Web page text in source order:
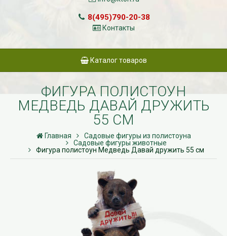
8(495)790-20-38
Контакты
Каталог товаров
ФИГУРА ПОЛИСТОУН
МЕДВЕДЬ ДАВАЙ ДРУЖИТЬ
55 СМ
Главная
Садовые фигуры из полистоуна
Садовые фигуры животные
Фигура полистоун Медведь Давай дружить 55 см